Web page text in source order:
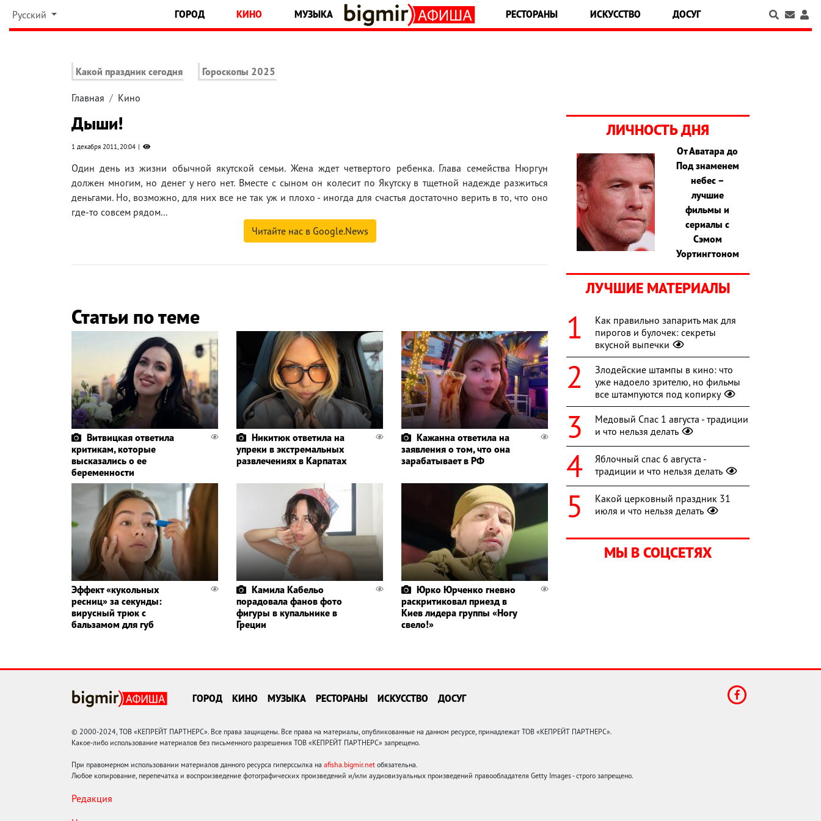
Русский ГОРОД КИНО МУЗЫКА РЕСТОРАНЫ ИСКУССТВО ДОСУГ
Какой праздник сегодня Гороскопы 2025
Главная Кино
Дыши!
1 декабря 2011, 20:04
Один день из жизни обычной якутской семьи. Жена ждет четвертого ребенка. Глава семейства Нюргун
должен многим, но денег у него нет. Вместе с сыном он колесит по Якутску в тщетной надежде разжиться
деньгами. Но, возможно, для них все не так уж и плохо - иногда для счастья достаточно верить в то, что оно
где-то совсем рядом...
Читайте нас в Google.News
Статьи по теме
Витвицкая ответила
критикам, которые
высказались о ее
беременности
Никитюк ответила на
упреки в экстремальных
развлечениях в Карпатах
Кажанна ответила на
заявления о том, что она
зарабатывает в РФ
Эффект «кукольных
ресниц» за секунды:
вирусный трюк с
бальзамом для губ
Камила Кабельо
порадовала фанов фото
фигуры в купальнике в
Греции
Юрко Юрченко гневно
раскритиковал приезд в
Киев лидера группы «Ногу
свело!»
ЛИЧНОСТЬ ДНЯ
От Аватара до
Под знаменем
небес –
лучшие
фильмы и
сериалы с
Сэмом
Уортингтоном
ЛУЧШИЕ МАТЕРИАЛЫ
Как правильно запарить мак для
пирогов и булочек: секреты
вкусной выпечки
Злодейские штампы в кино: что
уже надоело зрителю, но фильмы
все штампуются под копирку
Медовый Спас 1 августа - традиции
и что нельзя делать
Яблочный спас 6 августа -
традиции и что нельзя делать
Какой церковный праздник 31
июля и что нельзя делать
МЫ В СОЦСЕТЯХ
ГОРОД КИНО МУЗЫКА РЕСТОРАНЫ ИСКУССТВО ДОСУГ
© 2000-2024, ТОВ «КЕПРЕЙТ ПАРТНЕРС». Все права защищены. Все права на материалы, опубликованные на данном ресурсе, принадлежат ТОВ «КЕПРЕЙТ ПАРТНЕРС».
Какое-либо использование материалов без письменного разрешения ТОВ «КЕПРЕЙТ ПАРТНЕРС» запрещено.
При правомерном использовании материалов данного ресурса гиперссылка на afisha.bigmir.net обязательна.
Любое копирование, перепечатка и воспроизведение фотографических произведений и/или аудиовизуальных произведений правообладателя Getty Images - строго запрещено.
Редакция